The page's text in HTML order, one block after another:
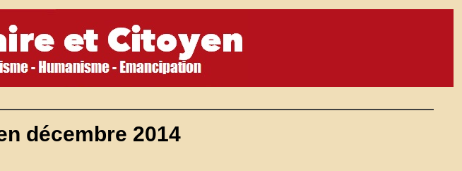
décembre 2014